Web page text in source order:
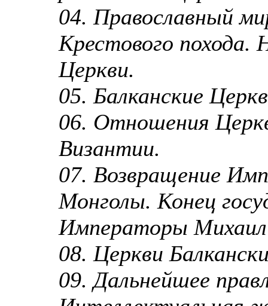
04. Православный
Крестового похода.
Церкви.
05. Балканские
06. Отношения
Византии.
07. Возвращение
Монголы. Конец
Императоры
08. Церкви
09. Дальнейшее